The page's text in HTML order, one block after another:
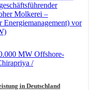
in Deutschland